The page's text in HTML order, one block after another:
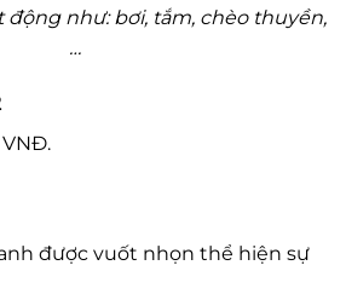
động như: bơi, tắm, chèo thuyền,
…
được vuốt nhọn thể hiện sự